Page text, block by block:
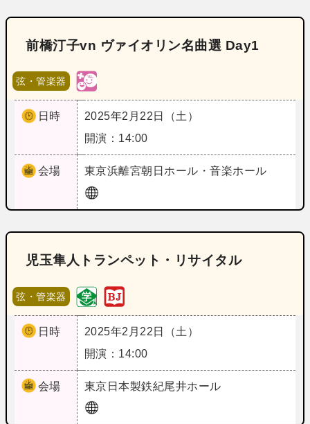
前橋汀子vn ヴァイオリン名曲選 Day1
弦・管楽器
日時
2025年2月22日（土）
開演：14:00
会場 東京浜離宮朝日ホール・音楽ホール
児玉隼人トランペット・リサイタル
弦・管楽器
日時
2025年2月22日（土）
開演：14:00
会場 東京 日本製鉄紀尾井ホール